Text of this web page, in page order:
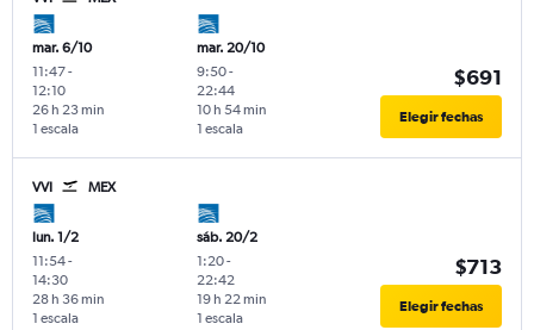
mar. 6/10
11:47-
12:10
1 escala
26 h 23 min
mar. 20/10
9:50-
22:44
1 escala
10 h 54 min
$691
Elegir fechas
VVI MEX
lun. 1/2
11:54-
14:30
1 escala
28 h 36 min
sáb. 20/2
1:20-
22:42
1 escala
19 h 22 min
$713
Elegir fechas